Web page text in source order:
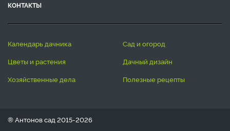
КОНТАКТЫ
календарь дачника
сад и огород
цветы и растения
дачный дизайн
хозяйственные дела
полезные рецепты
® Антонов сад 2015-2026